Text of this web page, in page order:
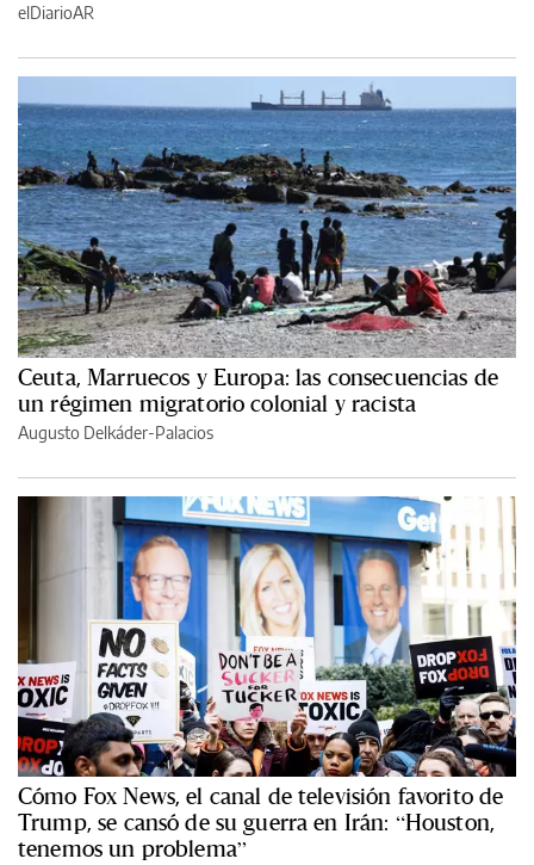
elDiarioAR
Ceuta, Marruecos y Europa: las consecuencias de
un régimen migratorio colonial y racista
Augusto Delkáder-Palacios
Cómo Fox News, el canal de televisión favorito de
Trump, se cansó de su guerra en Irán: “Houston,
tenemos un problema”